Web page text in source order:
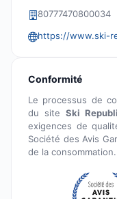
80777470800034
https://www.ski-
Conformité
Le processus de
du site Ski
exigences de
Société des Avis
de la consommation.